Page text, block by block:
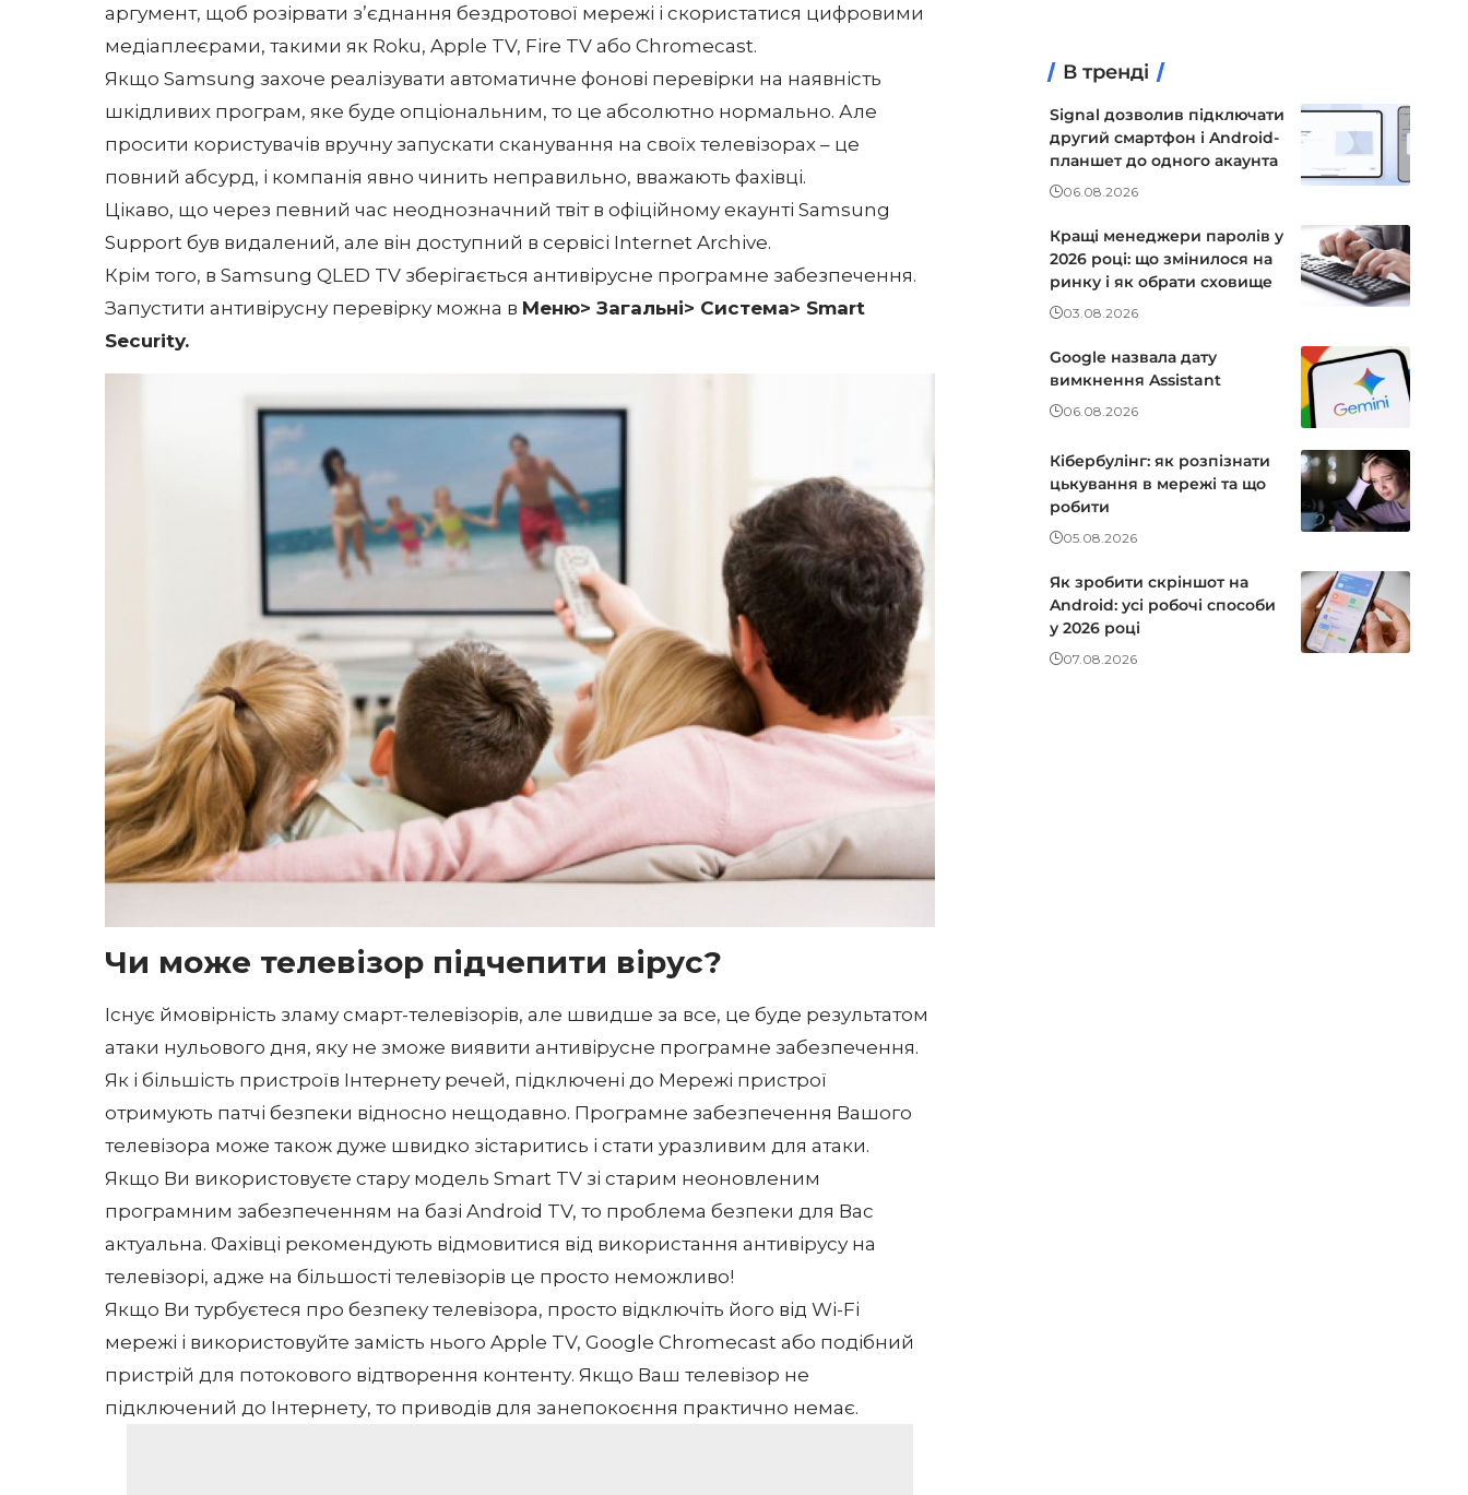
аргумент, щоб розірвати з’єднання бездротової мережі і скористатися цифровими
медіаплеєрами, такими як Roku, Apple TV, Fire TV або Chromecast.
Якщо Samsung захоче реалізувати автоматичне фонові перевірки на наявність
шкідливих програм, яке буде опціональним, то це абсолютно нормально. Але
просити користувачів вручну запускати сканування на своїх телевізорах – це
повний абсурд, і компанія явно чинить неправильно, вважають фахівці.
Цікаво, що через певний час неоднозначний твіт в офіційному екаунті Samsung
Support був видалений, але він доступний в сервісі Internet Archive.
Крім того, в Samsung QLED TV зберігається антивірусне програмне забезпечення.
Запустити антивірусну перевірку можна в Меню> Загальні> Система> Smart
Security.
Чи може телевізор підчепити вірус?
Існує ймовірність зламу смарт-телевізорів, але швидше за все, це буде результатом
атаки нульового дня, яку не зможе виявити антивірусне програмне забезпечення.
Як і більшість пристроїв Інтернету речей, підключені до Мережі пристрої
отримують патчі безпеки відносно нещодавно. Програмне забезпечення Вашого
телевізора може також дуже швидко зістаритись і стати уразливим для атаки.
Якщо Ви використовуєте стару модель Smart TV зі старим неоновленим
програмним забезпеченням на базі Android TV, то проблема безпеки для Вас
актуальна. Фахівці рекомендують відмовитися від використання антивірусу на
телевізорі, адже на більшості телевізорів це просто неможливо!
Якщо Ви турбуєтеся про безпеку телевізора, просто відключіть його від Wi-Fi
мережі і використовуйте замість нього Apple TV, Google Chromecast або подібний
пристрій для потокового відтворення контенту. Якщо Ваш телевізор не
підключений до Інтернету, то приводів для занепокоєння практично немає.
В тренді
Signal дозволив підключати
другий смартфон і Android-
планшет до одного акаунта
06.08.2026
Кращі менеджери паролів у
2026 році: що змінилося на
ринку і як обрати сховище
03.08.2026
Google назвала дату
вимкнення Assistant
06.08.2026
Кібербулінг: як розпізнати
цькування в мережі та що
робити
05.08.2026
Як зробити скріншот на
Android: усі робочі способи
у 2026 році
07.08.2026